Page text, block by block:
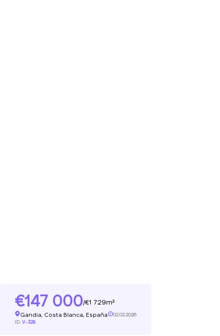
147 000/ 1 729m²
Gandia, Costa Blanca, España
02.02.2026
ID: V-328